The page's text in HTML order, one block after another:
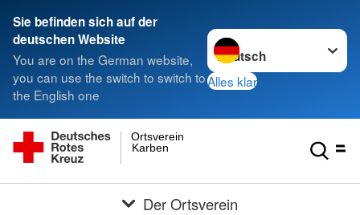
Sie befinden sich auf der
deutschen Website
You are on the German website,
you can use the switch to switch to
the English one
Sprache wechseln zu
Alles klar
Karben
Ortsverein
Der Ortsverein